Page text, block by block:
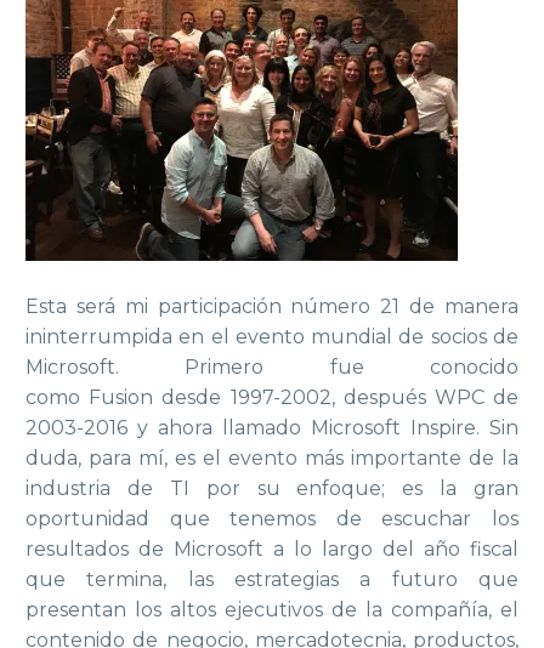
Esta será mi participación número 21 de manera
ininterrumpida en el evento mundial de socios de
Microsoft. Primero fue conocido
como Fusion desde 1997-2002, después WPC de
2003-2016 y ahora llamado Microsoft Inspire. Sin
duda, para mí, es el evento más importante de la
industria de TI por su enfoque; es la gran
oportunidad que tenemos de escuchar los
resultados de Microsoft a lo largo del año fiscal
que termina, las estrategias a futuro que
presentan los altos ejecutivos de la compañía, el
contenido de negocio, mercadotecnia, productos,